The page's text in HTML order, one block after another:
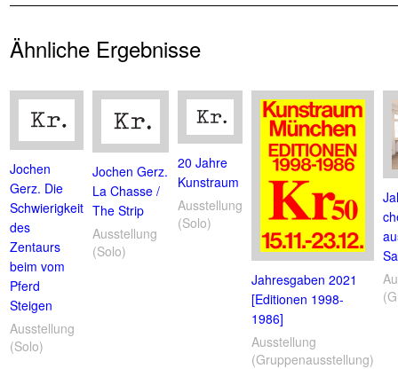
Ähnliche Ergebnisse
Jochen
Gerz. Die
Schwierigkeit
des
Zentaurs
beim vom
Pferd
Steigen
Ausstellung
(Solo)
Jochen Gerz.
La Chasse /
The Strip
Ausstellung
(Solo)
20 Jahre
Kunstraum
Ausstellung
(Solo)
Jahresgaben 2021
[Editionen 1998-
1986]
Ausstellung
(Gruppenausstellung)